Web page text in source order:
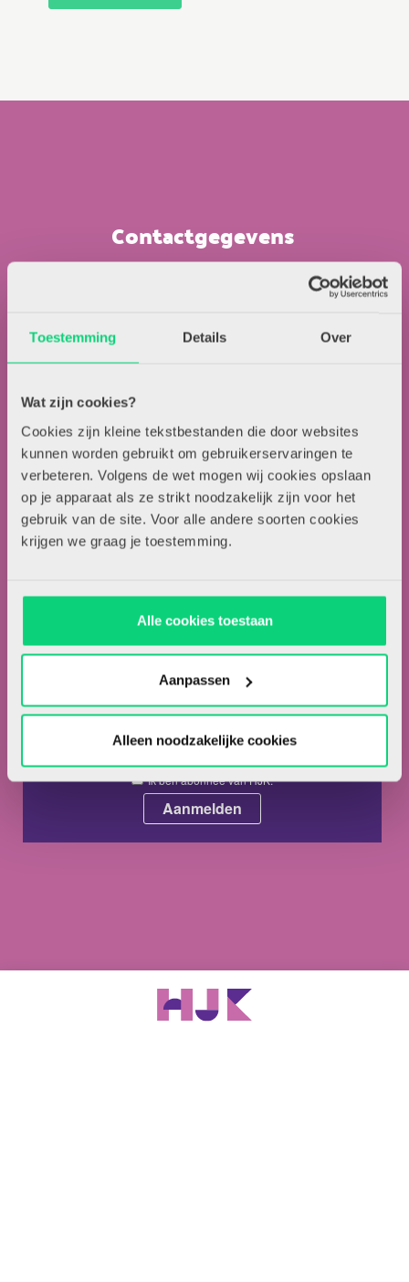
Toestemming Details Over
Wat zijn cookies?
Cookies zijn kleine tekstbestanden die door websites
kunnen worden gebruikt om gebruikerservaringen te
verbeteren. Volgens de wet mogen wij cookies opslaan
op je apparaat als ze strikt noodzakelijk zijn voor het
gebruik van de site. Voor alle andere soorten cookies
krijgen we graag je toestemming.
Alle cookies toestaan
Aanpassen
Alleen noodzakelijke cookies
Nieuwsbrief
Ik ben abonnee van HJK.
Over HJK
Artikel insturen
Adverteren in HJK
Contact
Contactgegevens
Locomotiefboulevard 101
contact@hjk-online.nl